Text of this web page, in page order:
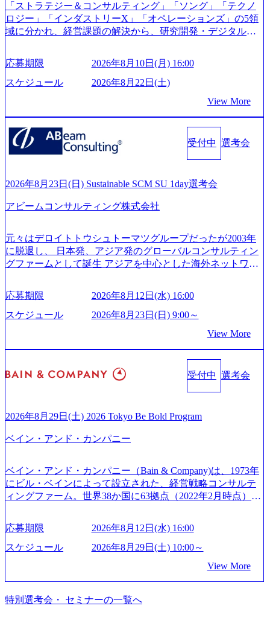
m/@leveragesCh) レバレジーズで活躍するメンバー紹介！〜
管理職種編 〜 (https://www.youtube.com/watch?v=RETwZKac2
UI) レバレジーズで活躍するメンバー紹介！〜 営業職種編
来黒字を維持し、急成長中でありながら安定した事業を展
円を目指す日本にもなかなかないメガベンチャー。創業か
ら黒字経営。年間130%成長 https://storage.googleapis.com/our-
527843-d227-4df8-b86c-5587f843fdf6_1200x471.webp https://stor
age.googleapis.com/our-vision-production.appspot.com/public/imag
es/20251030164946_dc0888f6-0539-4887-84d7-34c8d8544226_1
200x666.webp 年間100億円規模の投資の元、10以上もの新規
能 社内転職が活発であり、多様なスキルを1社で身に着ける
ことが可能 事業開発・運用を内包かする「オールインハウ
ス」型の組織体。社内スカウトや社内公募制度を用いて主
165942_70f09968-1b27-43e6-b849-1cd107c4f488_1200x698.web
p ## 働き方／WLB／待遇 内装8億円超のかっこいいオフィ
スがあり、 働き甲斐のあるランキング、新卒注目ランキン
ため事業創造の自由度が高く、赤字事業でも投資して長期
的な成長を若手に任せられる環境 対面でのコミュニケーシ
ョンメリットを重視するため出社勤務。1日の労働時間平均
ア組織） 2026年8月22日(土) 10:00～最長16:00 2026年8月10
日(月) 16:00 ※応募者が定員を上回る場合は、厳正なる審査
の上参加者を決定させていただきます。ご了承ください。
● 当日の流れ 受付 → 会社説明会 → 面接(会社説明会終了
後、随時ご案内) ※全てリモートにて実施します。 ※参加
通常の選考フローと異なり、事前に適性検査をご受検いた
ションサーチになります。 ご経験やスキル、そして適性や
きます。 ※本求人はレバテック株式会社の雇用となりま
す。 ※案件によっては客先に出向いての作業も発生しま
す。 ＜ITコンサルタント＞ Webアプリケーション、SaaS系
模基幹システムにおける最上流のPoC(概念実証)支援から構
想策定、開発マネジメント支援までを一気通貫で担当して
います。 生成AIなどの最新技術とシステムを活用し、顧客
の業務革新と効率化の実現に貢献します。 ＜PL/PM＞ 顧客
の要望を深くヒアリングし、企画構想からアジャイル開発
による開発支援までを一気通貫で推進していただきます。
プロジェクト提案・推進の中核として、企画・要件定義か
「ストラテジー＆コンサルティング」「ソング」「テクノ
ロジー」「インダストリーX」「オペレーションズ」の5領
域に分かれ、経営課題の解決から、研究開発・デジタル・
グ領域からその実行的側面であるITサービスの提供まで一
貫して支援する総合系・IT系ファームである あらゆる産業
において非常に良質な顧客基盤を築いており、Fortune Globa
手掛けたプロジェクトは「ファーストリテイリングにおけ
るグローバル化」「資生堂グループのDX化支援」「ヴィヴ
ィアン・ウエストウッドの製品開発」など多岐にわたる コ
ンサルティング活動のみならず、2021年にはKDDIと合弁会
社「ARISE analytics」を設立し、人工知能とデータアナリテ
ジタル人材育成の支援も盛んに行う 採用資料 (https://www.ac
2/Accenture-Recruiting-Brochure.pdf#zoom=50) 女性の活躍につ
rs/corporate/document/women-brochure.pdf#zoom=50) 社員発信
のキャリアブログ (https://www.accenture.com/jp-ja/blogs/japan-
careers-blog) 江川社長が語る「105点経営」 (https://business.ni
kkei.com/atcl/gen/19/00604/021600008/) 規模拡大で成功する理
6218) 大手広告代理店出身者などマーケティングのトップ人
材が集結するワケ (https://markezine.jp/article/detail/45446) エン
ジニアからコンサルタントへ。会社に入って、何が変わっ
た？ (https://www.businessinsider.jp/post-288838) プラダ：ラグ
nture.com/jp-ja/case-studies/song/prada-luxury-product-customizati
on) 大正製薬：ITカーブアウト支援 (https://www.accenture.co
m/jp-ja/case-studies/consulting/taisho-pharmaceutical)（ストラテ
ジー & コンサルティング） ソフトバンク：初のオンライン
s://www.accenture.com/jp-ja/case-studies/communications-media/so
する「保安ネット」を構築。省庁DXの先進事例を実現 (http
ry-safety-network)（公共サービス） カルビー：SAP HANAの
導入で基幹システムを刷新 (https://www.accenture.com/jp-ja/ca
se-studies/consumer-goods-services/calbee)（消費財・サービ
る 日本では2.3万人以上の従業員を擁しており(会計系BIG4
を上回る規模感)、営業利益率も約15％と驚異的な数字とな
を遂げていることから、今後も高い成長が見込まれる 多く
の技術者を抱えており、アビームコンサルティングに続い
て日本国内2番目にSAP認定コンサルタント制度の有資格者
数が多く、特にIT領域に強みを持つ グローバルのポジショ
応募期限
2026年8月10日(月) 16:00
スケジュール
2026年8月22日(土)
View More
受付中 選考会
2026年8月23日(日) Sustainable SCM SU 1day選考会
アビームコンサルティング株式会社
元々はデロイトトウシュトーマツグループだったが2003年
に脱退し、 日本発、アジア発のグローバルコンサルティン
グファームとして誕生 アジアを中心とした海外ネットワー
供している日系最大級の総合コンサルティングファーム
『Build Beyond As One ®.』をブランドメッセージに掲げ、
企業や組織の変革を通じて社会や産業の課題を解決し、未
確実な実現と社会的価値及び経済的価値の追求にも貢献 NE
Cとの戦略的資本提携も実現して、現在はNECのグループ会
シングなどの専門知識と、豊富な経験を持つ約6,000名を超
えるプロフェッショナルを有する 金融、製造、流通、エネ
トとしている SAP領域においては日本市場No.1を誇り、全
定コンサルタント資格を取得している また、日本国内企業
資格も保有、さまざまな業界・業種でのプロジェクト実績
と蓄積されたノウハウを基に独自の方法論やテンプレート
を開発し、それらを活用してお客様に最適なSAPコンサル
ティングサービスを提供する https://storage.googleapis.com/our
96dc8f2-7d54-42b9-a7ae-8c532c52d3d8_1200x678.webp アビー
ムコンサルティング会社資料 (https://www.abeam.com/content/
dam/abeam/jp/ja/about/company/ABeamConsultingCompanyProfil
e_jpn_4.pdf) 『SAP AWARD OF EXCELLENCE 2024』にお
ルティング、社員の健康改善を支援 食事・睡眠など可視
応募期限
2026年8月12日(水) 16:00
スケジュール
2026年8月23日(日) 9:00～
View More
受付中 選考会
2026年8月29日(土) 2026 Tokyo Be Bold Program
ベイン・アンド・カンパニー
ベイン・アンド・カンパニー（Bain & Company)は、1973年
にビル・ベインによって設立された、経営戦略コンサルテ
ィングファーム。世界38か国に63拠点（2022年2月時点）、
アントにお届けするのは単なるレポートではなく、『結
果』である。」この原則のもと、ベインは1973年に創業さ
れた。クライアントが不確かな未来の中、競争に勝てるよ
に、提言を具体的な行動に落とし込んでいる。 徹底した
「結果主義」を標榜。クライアントのフルポテンシャル実
現を目標に、具体的に目に見える成果を出すことを信条と
応募期限
2026年8月12日(水) 16:00
スケジュール
2026年8月29日(土) 10:00～
View More
特別選考会・ セミナーの一覧へ